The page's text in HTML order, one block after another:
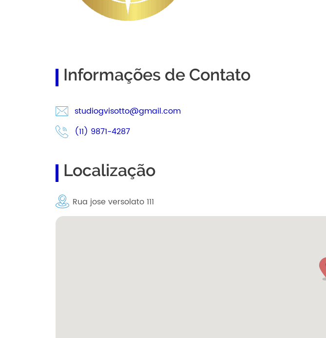
Informações de Contato
studiogvisotto@gmail.com
(11) 9871-4287
Localização
Rua jose versolato 111